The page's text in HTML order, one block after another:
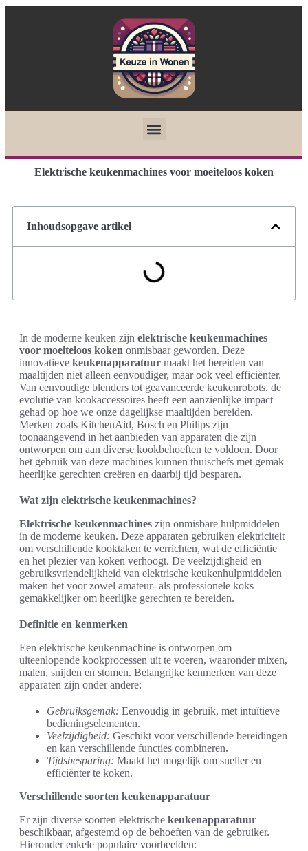
Elektrische keukenmachines voor moeiteloos koken
Inhoudsopgave artikel
In de moderne keuken zijn elektrische keukenmachines
voor moeiteloos koken onmisbaar geworden. Deze
innovatieve keukenapparatuur maakt het bereiden van
maaltijden niet alleen eenvoudiger, maar ook veel efficiënter.
Van eenvoudige blenders tot geavanceerde keukenrobots, de
evolutie van kookaccessoires heeft een aanzienlijke impact
gehad op hoe we onze dagelijkse maaltijden bereiden.
Merken zoals KitchenAid, Bosch en Philips zijn
toonaangevend in het aanbieden van apparaten die zijn
ontworpen om aan diverse kookbehoeften te voldoen. Door
het gebruik van deze machines kunnen thuischefs met gemak
heerlijke gerechten creëren en daarbij tijd besparen.
Wat zijn elektrische keukenmachines?
Elektrische keukenmachines zijn onmisbare hulpmiddelen
in de moderne keuken. Deze apparaten gebruiken elektriciteit
om verschillende kooktaken te verrichten, wat de efficiëntie
en het plezier van koken verhoogt. De veelzijdigheid en
gebruiksvriendelijkheid van elektrische keukenhulpmiddelen
maken het voor zowel amateur- als professionele koks
gemakkelijker om heerlijke gerechten te bereiden.
Definitie en kenmerken
Een elektrische keukenmachine is ontworpen om
uiteenlopende kookprocessen uit te voeren, waaronder mixen,
malen, snijden en stomen. Belangrijke kenmerken van deze
apparaten zijn onder andere:
Gebruiksgemak: Eenvoudig in gebruik, met intuïtieve
bedieningselementen.
Veelzijdigheid: Geschikt voor verschillende bereidingen
en kan verschillende functies combineren.
Tijdsbesparing: Maakt het mogelijk om sneller en
efficiënter te koken.
Verschillende soorten keukenapparatuur
Er zijn diverse soorten elektrische keukenapparatuur
beschikbaar, afgestemd op de behoeften van de gebruiker.
Hieronder enkele populaire voorbeelden: